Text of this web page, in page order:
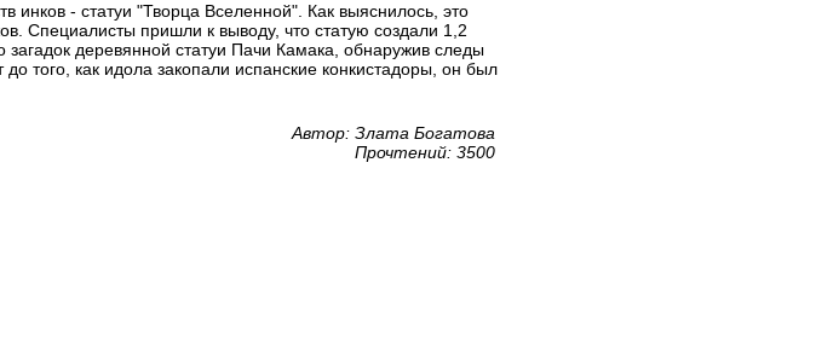
инков - статуи "Творца Вселенной". Как выяснилось, это
Специалисты пришли к выводу, что статую создали 1,2
деревянной статуи Пачи Камака, обнаружив следы
того, как идола закопали испанские конкистадоры, он был
Автор: Злата Богатова
Прочтений: 3500